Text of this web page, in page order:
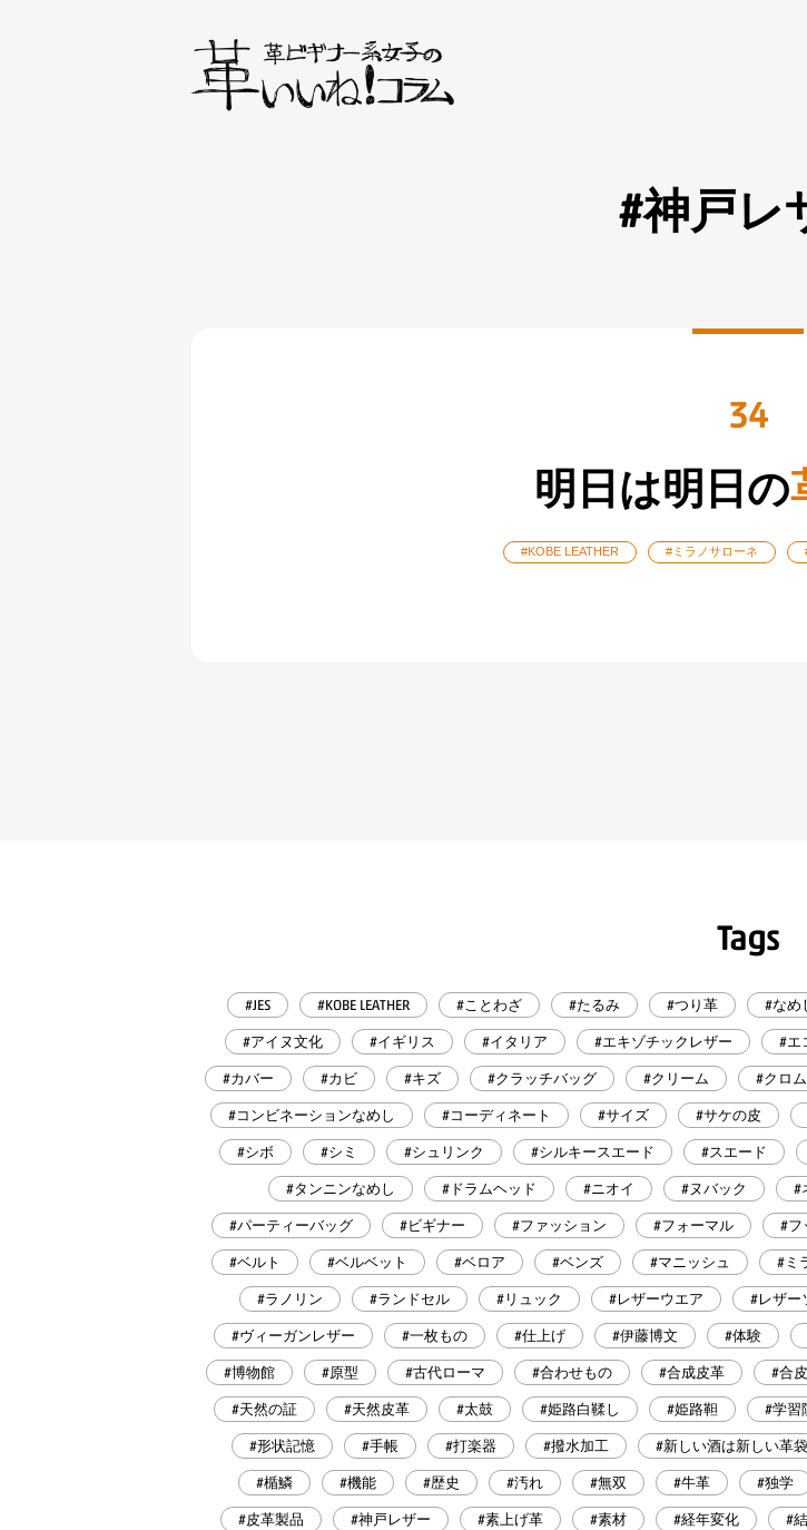
#神戸レ
34
明日は明日の
#KOBE LEATHER #ミラノサローネ
Tags
#JES #KOBE LEATHER #ことわざ #たるみ #つり革 #なめ
#アイヌ文化 #イギリス #イタリア #エキゾチックレザー #エ
#カバー #カビ #キズ #クラッチバッグ #クリーム #クロ
#コンビネーションなめし #コーディネート #サイズ #サケの皮
#シボ #シミ #シュリンク #シルキースエード #スエード
#タンニンなめし #ドラムヘッド #ニオイ #ヌバック #
#パーティーバッグ #ビギナー #ファッション #フォーマル #フ
#ベルト #ベルベット #ベロア #ベンズ #マニッシュ #ミ
#ラノリン #ランドセル #リュック #レザーウエア #レザー
#ヴィーガンレザー #一枚もの #仕上げ #伊藤博文 #体験
#博物館 #原型 #古代ローマ #合わせもの #合成皮革 #合皮
#天然の証 #天然皮革 #太鼓 #姫路白鞣し #姫路靼 #学習
#形状記憶 #手帳 #打楽器 #撥水加工 #新しい酒は新しい革
#楯鱗 #機能 #歴史 #汚れ #無双 #牛革 #独学
#皮革製品 #神戸レザー #素上げ革 #素材 #経年変化 #